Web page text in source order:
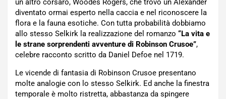
un altro corsaro, Woodes Rogers, che trovò un Alexander
diventato ormai esperto nella caccia e nel riconoscere la
flora e la fauna esotiche. Con tutta probabilità dobbiamo
allo stesso Selkirk la realizzazione del romanzo “La vita e
le strane sorprendenti avventure di Robinson Crusoe”,
celebre racconto scritto da Daniel Defoe nel 1719.
Le vicende di fantasia di Robinson Crusoe presentano
molte analogie con lo stesso Selkirk. Ed anche la finestra
temporale è molto ristretta, abbastanza da spingere